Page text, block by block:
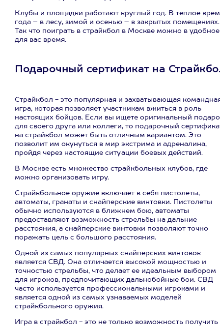
Клубы и площадки работают круглый год. В теплое
года – в лесу, зимой и осенью – в закрытых помещениях.
Так что поиграть в страйкбол в Москве можно в удобное
для вас время.
Подарочный сертификат на
Страйкбол - это популярная и захватывающая
игра, которая позволяет участникам вжиться в роль
настоящих бойцов. Если вы ищете оригинальный
для своего друга или коллеги, то подарочный
на страйкбол может быть отличным вариантом. Это
позволит им окунуться в мир экстрима и адреналина,
пройдя через настоящие ситуации боевых действий.
В Москве есть множество страйкбольных клубов, где
можно организовать игру.
Страйкбольное оружие включает в себя пистолеты,
автоматы, гранаты и снайперские винтовки. Пистолеты
обычно используются в ближнем бою, автоматы
предоставляют возможность стрельбы на дальние
расстояния, а снайперские винтовки позволяют точно
поражать цель с большого расстояния.
Одной из самых популярных снайперских винтовок
является СВД. Она отличается высокой мощностью и
точностью стрельбы, что делает ее идеальным выбором
для игроков, предпочитающих дальнобойные бои. СВД
часто используется профессиональными игроками и
является одной из самых узнаваемых моделей
страйкбольного оружия.
Игра в страйкбол - это не только возможность получить